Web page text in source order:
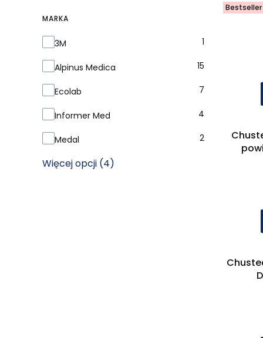
MARKA
Marka
3M 1
Alpinus Medica 15
Ecolab 7
Informer Med 4
Medal 2
Więcej opcji (4)
Bestseller